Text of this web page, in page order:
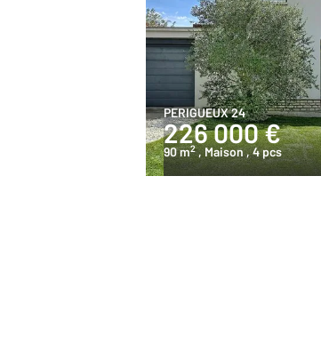
PERIGUEUX 24
226 000 €
90 m2 , Maison , 4 pcs